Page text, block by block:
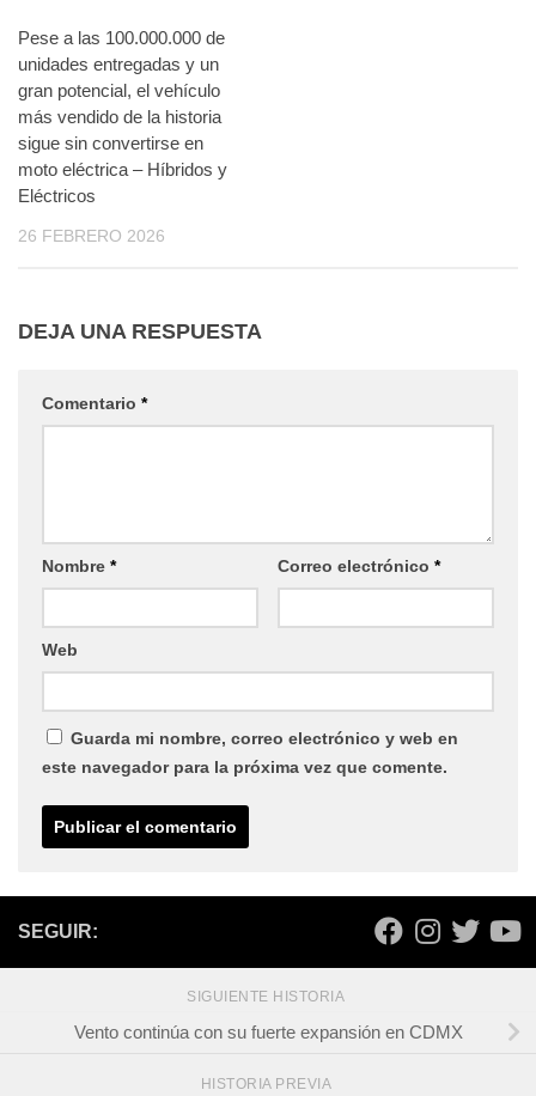
Pese a las 100.000.000 de
unidades entregadas y un
gran potencial, el vehículo
más vendido de la historia
sigue sin convertirse en
moto eléctrica – Híbridos y
Eléctricos
26 FEBRERO 2026
DEJA UNA RESPUESTA
Comentario *
Nombre * Correo electrónico *
Web
Guarda mi nombre, correo electrónico y web en
este navegador para la próxima vez que comente.
SEGUIR:
SIGUIENTE HISTORIA
Vento continúa con su fuerte expansión en CDMX
HISTORIA PREVIA